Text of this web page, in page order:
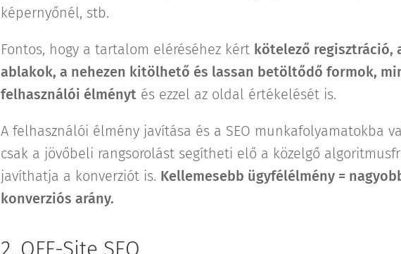
képernyőnél, stb.
Fontos, hogy a tartalom eléréséhez kért kötelező regisztráció,
ablakok, a nehezen kitölhető és lassan betöltődő formok,
felhasználói élménytés ezzel az oldal értékelését is.
A felhasználói élmény javítása és a SEO munkafolyamatokba
csak a jövőbeli rangsorolást segítheti elő a közelgő
javíthatja a konverziót is. Kellemesebb ügyfélélmény =
konverziós arány.